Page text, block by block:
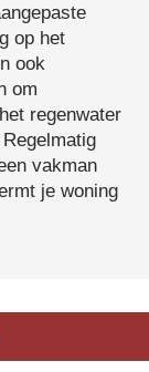
op het
ook
om
regenwater
vakman
je woning